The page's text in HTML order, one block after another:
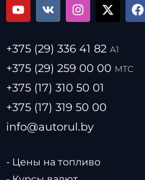
+375 (29) 336 41 82 А1
+375 (29) 259 00 00 МТС
+375 (17) 310 50 01
+375 (17) 319 50 00
info@autorul.by
- Цены на топливо